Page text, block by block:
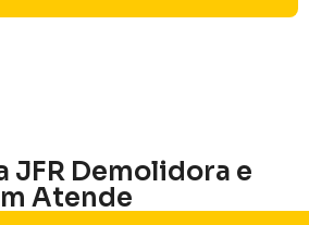
JFR Demolidora e
Atende